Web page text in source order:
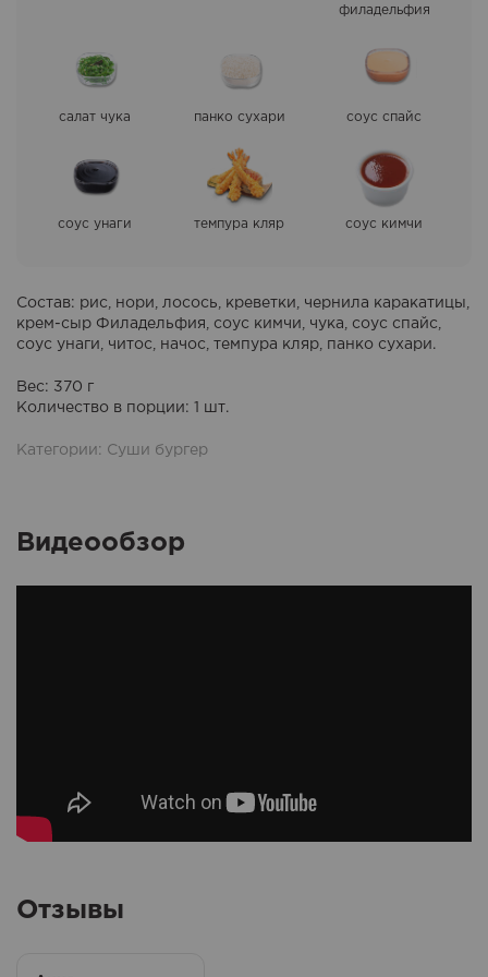
филадельфия
салат чука панко сухари соус спайс
соус унаги темпура кляр соус кимчи
Состав: рис, нори, лосось, креветки, чернила каракатицы,
крем-сыр Филадельфия, соус кимчи, чука, соус спайс,
соус унаги, читос, начос, темпура кляр, панко сухари.
Вес: 370 г
Количество в порции: 1 шт.
Категории: Суши бургер
Видеообзор
Отзывы